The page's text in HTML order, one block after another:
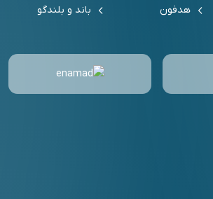
هدفون
باند و بلندگو